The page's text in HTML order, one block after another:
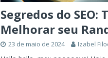
Segredos do SEO:
Melhorar seu
23 de maio de 2024 Izabel